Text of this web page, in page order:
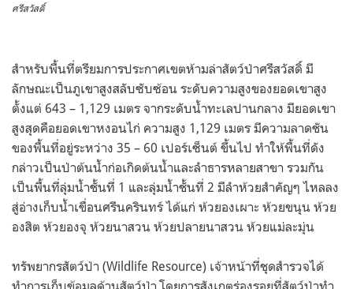
ศรีสวัสดิ์
สำหรับพื้นที่ตรียมการประกาศเขตห้ามล่าสัตว์ป่าศรีสวัสดิ์ มี
ลักษณะเป็นภูเขาสูงสลับซับซ้อน ระดับความสูงของยอดเขาสูง
ตั้งแต่ 643 – 1,129 เมตร จากระดับน้ำทะเลปานกลาง มียอดเขา
สูงสุดคือยอดเขาหงอนไก่ ความสูง 1,129 เมตร มีความลาดชัน
ของพื้นที่อยู่ระหว่าง 35 – 60 เปอร์เซ็นต์ ขึ้นไป ทำให้พื้นที่ดัง
กล่าวเป็นป่าต้นน้ำก่อเกิดต้นน้ำและลำธารหลายสาขา รวมกัน
เป็นพื้นที่ลุ่มน้ำชั้นที่ 1 และลุ่มน้ำชั้นที่ 2 มีลำห้วยสำคัญๆ ไหลลง
สู่อ่างเก็บน้ำเขื่อนศรีนครินทร์ ได้แก่ ห้วยองเผาะ ห้วยขนุน ห้วย
องสิต ห้วยองจุ ห้วยนาสวน ห้วยปลายนาสวน ห้วยแม่ละมุ่น
ทรัพยากรสัตว์ป่า (Wildlife Resource) เจ้าหน้าที่ชุดสำรวจได้
ทำการเก็บข้อมูลด้านสัตว์ป่า โดยการสังเกตร่องรอยที่สัตว์ป่าทำ